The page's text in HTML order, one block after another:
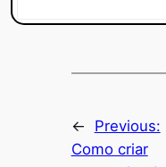
←
Previous:
Como criar